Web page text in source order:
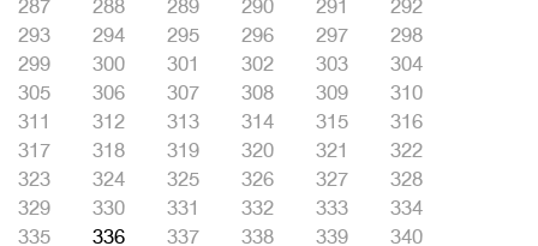
293
294 295 296 297
298
299
300 301 302 303
304
305
306 307 308 309
310
311
312 313 314 315
316
317
318 319 320 321
322
323
324 325 326 327
328
329
330 331 332 333
334
335
336 337 338 339
340